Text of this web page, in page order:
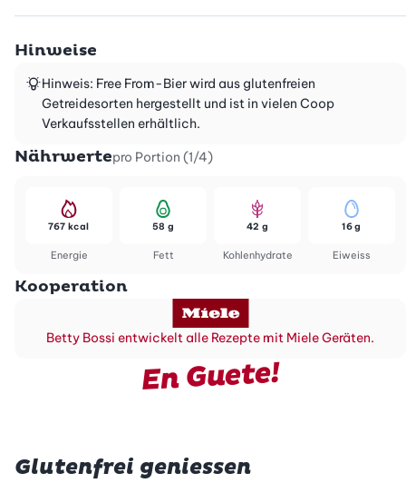
Hinweise
Hinweis: Free From-Bier wird aus glutenfreien
Getreidesorten hergestellt und ist in vielen Coop
Verkaufsstellen erhältlich.
Nährwertepro Portion (1/4)
Energie
767 kcal
Fett
58 g
Kohlenhydrate
42 g
Eiweiss
16 g
Kooperation
Betty Bossi entwickelt alle Rezepte mit Miele Geräten.
En Guete!
Glutenfrei geniessen